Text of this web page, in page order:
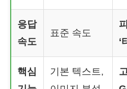
응답
속도
표준 속도
‘
핵심
기본 텍스트,